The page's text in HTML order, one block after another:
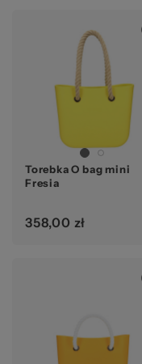
Torebka O bag mini
Fresia
358,00 zł